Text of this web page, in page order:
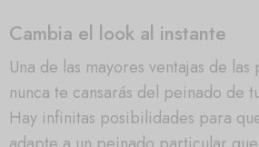
Cambia el look al instante
Una de las mayores ventajas de las
nunca te cansarás del peinado de
Hay infinitas posibilidades para